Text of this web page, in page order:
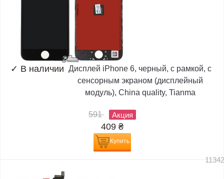
✓ В наличии Дисплей iPhone 6, черный, с рамкой, с
сенсорным экраном (дисплейный
модуль), China quality, Tianma
591 Акция
409 ₴
Купить